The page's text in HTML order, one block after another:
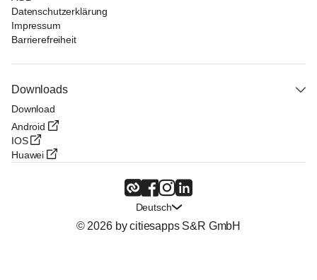
Datenschutzerklärung
Impressum
Barrierefreiheit
Downloads
Download
Android
IOS
Huawei
Deutsch
© 2026 by citiesapps S&R GmbH